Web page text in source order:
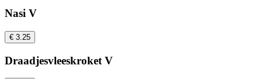
Nasi V
€ 3.25
Draadjesvleeskroket V